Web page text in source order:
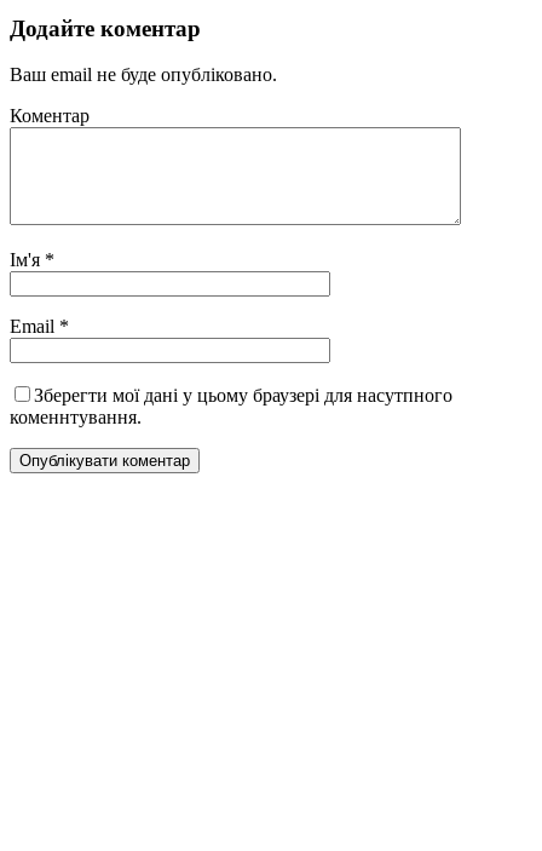
Додайте коментар
Ваш email не буде опубліковано.
Коментар
Ім'я *
Email *
Зберегти мої дані у цьому браузері для насутпного
коменнтування.